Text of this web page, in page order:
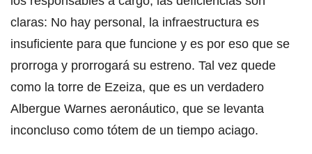
claras: No hay personal, la infraestructura es
insuficiente para que funcione y es por eso que se
prorroga y prorrogará su estreno. Tal vez quede
como la torre de Ezeiza, que es un verdadero
Albergue Warnes aeronáutico, que se levanta
inconcluso como tótem de un tiempo aciago.